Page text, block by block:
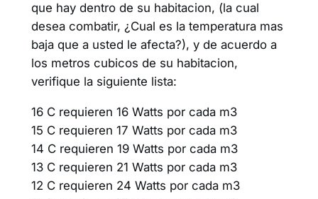
que hay dentro de su habitacion, (la cual
desea combatir, ¿Cual es la temperatura mas
baja que a usted le afecta?), y de acuerdo a
los metros cubicos de su habitacion,
verifique la siguiente lista:
16 C requieren 16 Watts por cada m3
15 C requieren 17 Watts por cada m3
14 C requieren 19 Watts por cada m3
13 C requieren 21 Watts por cada m3
12 C requieren 24 Watts por cada m3